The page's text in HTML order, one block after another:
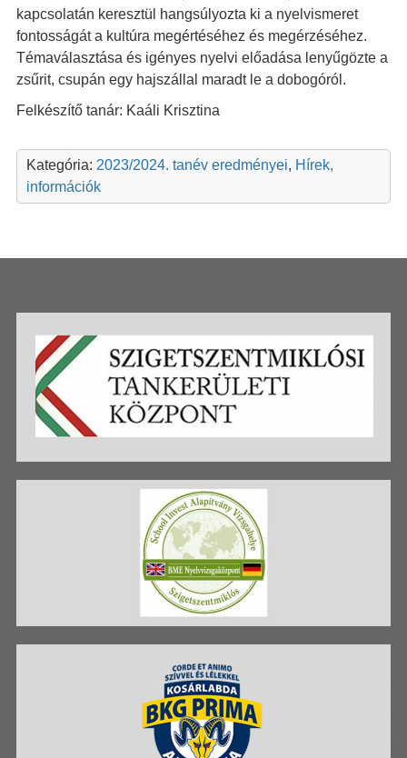
kapcsolatán keresztül hangsúlyozta ki a nyelvismeret
fontosságát a kultúra megértéséhez és megérzéséhez.
Témaválasztása és igényes nyelvi előadása lenyűgözte a
zsűrit, csupán egy hajszállal maradt le a dobogóról.
Felkészítő tanár: Kaáli Krisztina
Kategória: 2023/2024. tanév eredményei, Hírek,
információk